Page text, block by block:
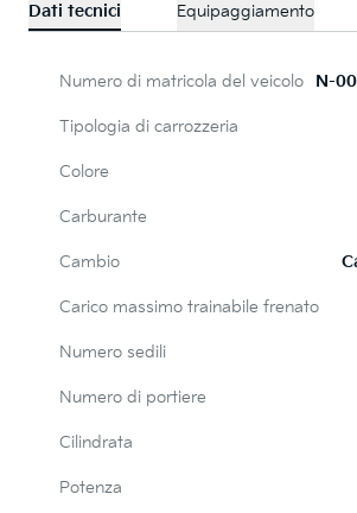
Dati tecnici Equipaggiamento
Numero di matricola del veicolo N-
Tipologia di carrozzeria
Colore
Carburante
Cambio
Carico massimo trainabile frenato
Numero sedili
Numero di portiere
Cilindrata
Potenza